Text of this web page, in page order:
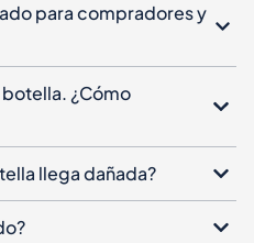
para compradores y
¿Cómo
llega dañada?